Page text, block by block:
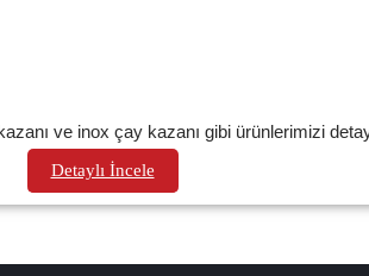
ve inox çay kazanı gibi ürünlerimizi
Detaylı İncele